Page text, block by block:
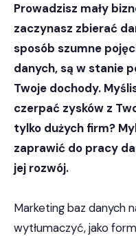
Prowadzisz mały
zaczynasz zbierać
sposób szumne
danych, są w stanie
Twoje dochody.
czerpać zysków z
tylko dużych firm?
zaprawić do pracy
jej rozwój.
Marketing baz danych
wytłumaczyć, jako